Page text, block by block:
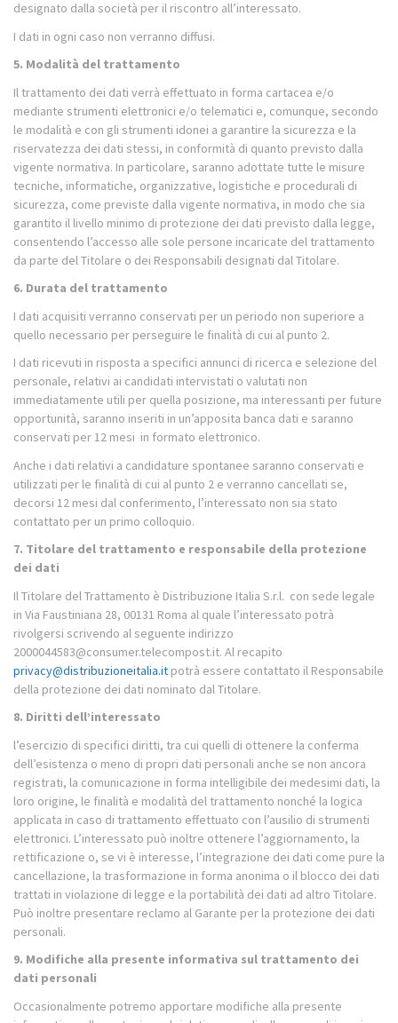
designato dalla società per il riscontro all’interessato.
I dati in ogni caso non verranno diffusi.
5. Modalità del trattamento
Il trattamento dei dati verrà effettuato in forma cartacea e/o
mediante strumenti elettronici e/o telematici e, comunque, secondo
le modalità e con gli strumenti idonei a garantire la sicurezza e la
riservatezza dei dati stessi, in conformità di quanto previsto dalla
vigente normativa. In particolare, saranno adottate tutte le misure
tecniche, informatiche, organizzative, logistiche e procedurali di
sicurezza, come previste dalla vigente normativa, in modo che sia
garantito il livello minimo di protezione dei dati previsto dalla legge,
consentendo l’accesso alle sole persone incaricate del trattamento
da parte del Titolare o dei Responsabili designati dal Titolare.
6. Durata del trattamento
I dati acquisiti verranno conservati per un periodo non superiore a
quello necessario per perseguire le finalità di cui al punto 2.
I dati ricevuti in risposta a specifici annunci di ricerca e selezione del
personale, relativi ai candidati intervistati o valutati non
immediatamente utili per quella posizione, ma interessanti per future
opportunità, saranno inseriti in un’apposita banca dati e saranno
conservati per 12 mesi in formato elettronico.
Anche i dati relativi a candidature spontanee saranno conservati e
utilizzati per le finalità di cui al punto 2 e verranno cancellati se,
decorsi 12 mesi dal conferimento, l’interessato non sia stato
contattato per un primo colloquio.
7. Titolare del trattamento e responsabile della protezione
dei dati
Il Titolare del Trattamento è Distribuzione Italia S.r.l. con sede legale
in Via Faustiniana 28, 00131 Roma al quale l’interessato potrà
rivolgersi scrivendo al seguente indirizzo
2000044583@consumer.telecompost.it. Al recapito
privacy@distribuzioneitalia.it potrà essere contattato il Responsabile
della protezione dei dati nominato dal Titolare.
8. Diritti dell’interessato
l’esercizio di specifici diritti, tra cui quelli di ottenere la conferma
dell’esistenza o meno di propri dati personali anche se non ancora
registrati, la comunicazione in forma intelligibile dei medesimi dati, la
loro origine, le finalità e modalità del trattamento nonché la logica
applicata in caso di trattamento effettuato con l’ausilio di strumenti
elettronici. L’interessato può inoltre ottenere l’aggiornamento, la
rettificazione o, se vi è interesse, l’integrazione dei dati come pure la
cancellazione, la trasformazione in forma anonima o il blocco dei dati
trattati in violazione di legge e la portabilità dei dati ad altro Titolare.
Può inoltre presentare reclamo al Garante per la protezione dei dati
personali.
9. Modifiche alla presente informativa sul trattamento dei
dati personali
Occasionalmente potremo apportare modifiche alla presente